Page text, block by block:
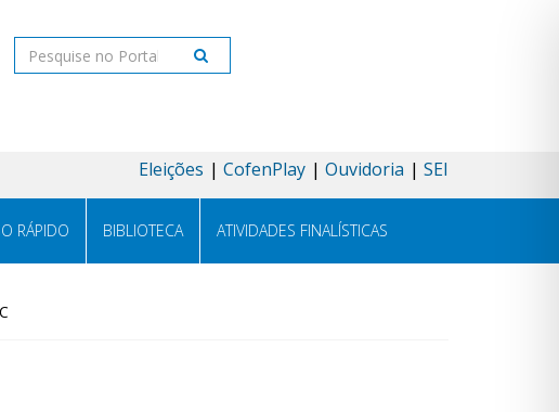
Pesquisar
Eleições CofenPlay Ouvidoria SEI
RÁPIDO BIBLIOTECA ATIVIDADES FINALÍSTICAS